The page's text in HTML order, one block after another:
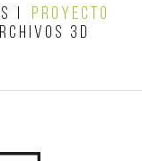
| P R O Y E C T O
C H I V O S 3 D